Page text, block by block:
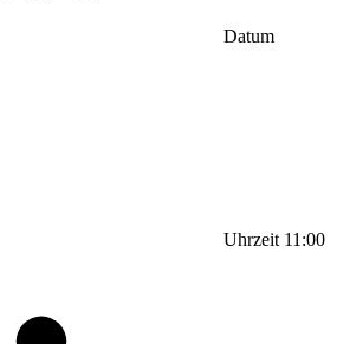
Datum
Uhrzeit 11:00